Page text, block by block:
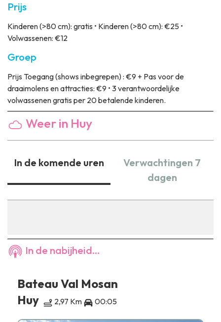
Prijs
Kinderen (>80 cm): gratis • Kinderen (>80 cm): €25 •
Volwassenen: €12
Groep
Prijs Toegang (shows inbegrepen) : €9 + Pas voor de
draaimolens en attracties: €9 • 3 verantwoordelijke
volwassenen gratis per 20 betalende kinderen.
Weer in Huy
In de komende uren
Verwachtingen 7
dagen
In de nabijheid...
Bateau Val Mosan
Huy
2,97 Km 00:05